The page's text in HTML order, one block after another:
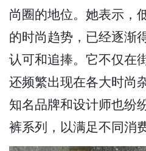
尚圈的地位。她表示，
的时尚趋势，已经逐渐
认可和追捧。它不仅在
还频繁出现在各大时尚
知名品牌和设计师也纷
裤系列，以满足不同消